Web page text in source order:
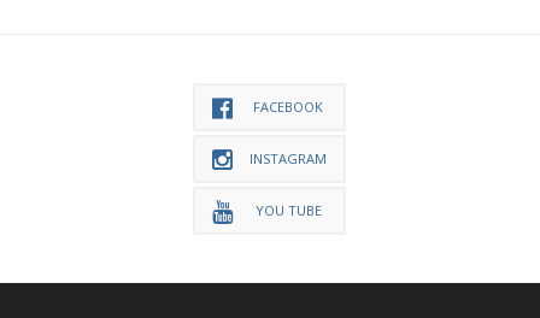
FACEBOOK
INSTAGRAM
YOU TUBE